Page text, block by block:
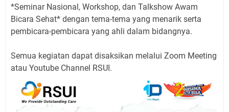
*Seminar Nasional, Workshop, dan Talkshow Awam
Bicara Sehat* dengan tema-tema yang menarik serta
pembicara-pembicara yang ahli dalam bidangnya.
Semua kegiatan dapat disaksikan melalui Zoom Meeting
atau Youtube Channel RSUI.